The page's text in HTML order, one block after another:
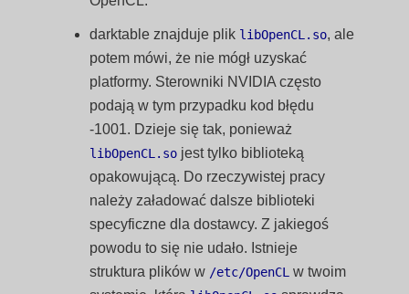
darktable znajduje plik libOpenCL.so, ale
potem mówi, że nie mógł uzyskać
platformy. Sterowniki NVIDIA często
podają w tym przypadku kod błędu
-1001. Dzieje się tak, ponieważ
libOpenCL.so jest tylko biblioteką
opakowującą. Do rzeczywistej pracy
należy załadować dalsze biblioteki
specyficzne dla dostawcy. Z jakiegoś
powodu to się nie udało. Istnieje
struktura plików w /etc/OpenCL w twoim